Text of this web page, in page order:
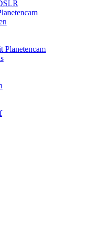
Planetencam